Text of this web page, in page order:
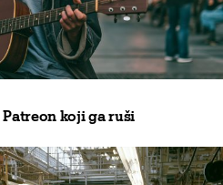
koji ga ruši